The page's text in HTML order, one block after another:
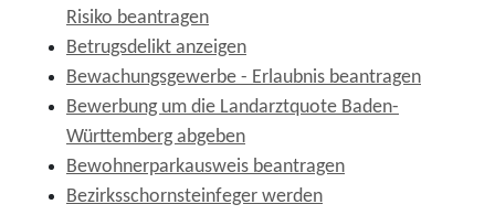
Risiko beantragen
Betrugsdelikt anzeigen
Bewachungsgewerbe - Erlaubnis beantragen
Bewerbung um die Landarztquote Baden-
Württemberg abgeben
Bewohnerparkausweis beantragen
Bezirksschornsteinfeger werden